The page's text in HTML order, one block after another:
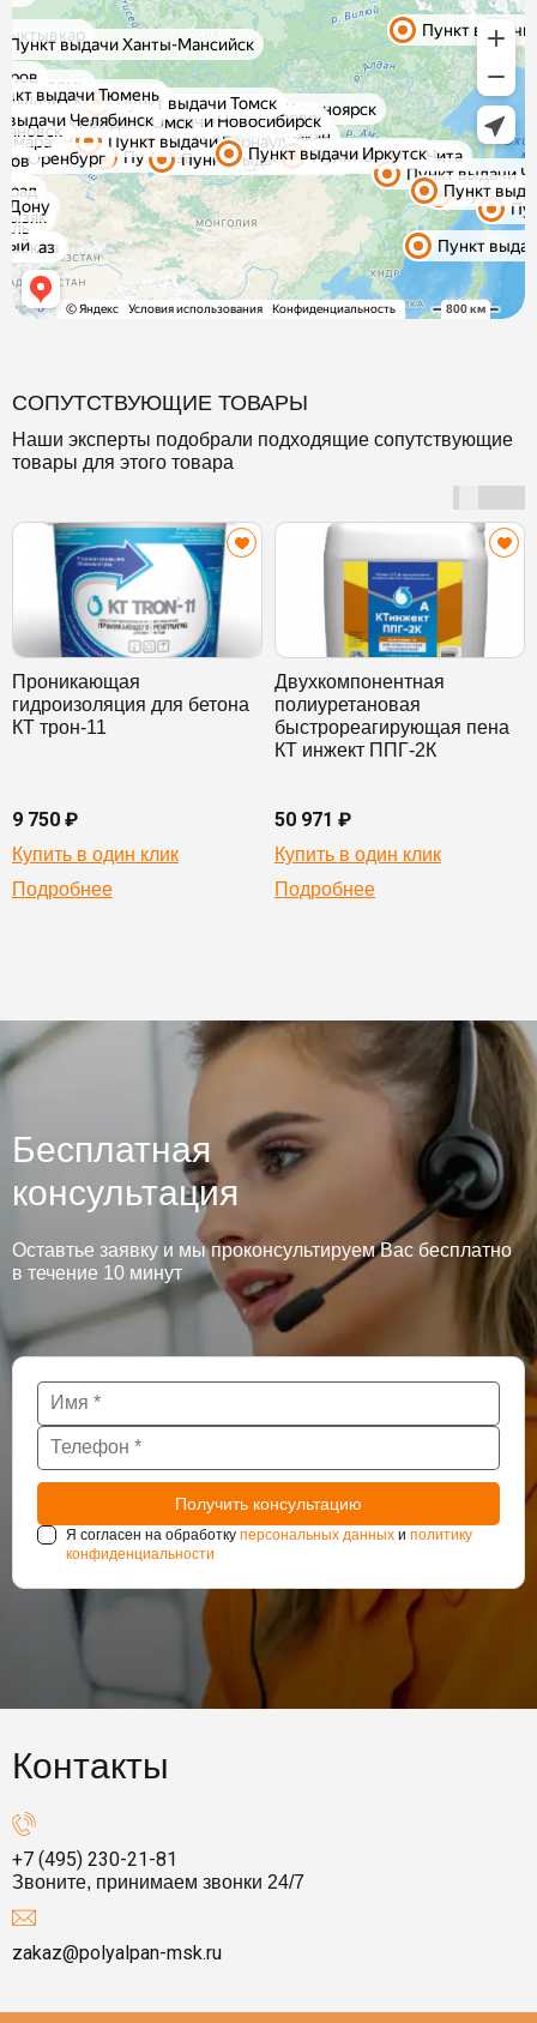
СОПУТСТВУЮЩИЕ ТОВАРЫ
Наши эксперты подобрали подходящие сопутствующие
товары для этого товара
Проникающая
гидроизоляция для бетона
КТ трон-11
9 750 ₽
Купить в один клик
Подробнее
Двухкомпонентная
полиуретановая
быстрореагирующая пена
КТ инжект ППГ-2К
50 971 ₽
Купить в один клик
Подробнее
Бесплатная
консультация
Оставтье заявку и мы проконсультируем Вас бесплатно
в течение 10 минут
Я согласен на обработку персональных данных и политику
конфиденциальности
Контакты
+7 (495) 230-21-81
Звоните, принимаем звонки 24/7
zakaz@polyalpan-msk.ru